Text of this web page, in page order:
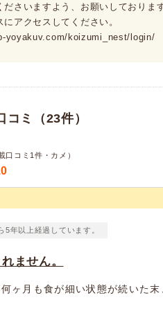
さいますよう、お願いしております
アクセスしてください。
yoyakuv.com/koizumi_nest/login/
コミ（23件）
口コミ1件・カメ）
5年以上経過しています。
ません。
ヶ月も食が細い状態が続いた